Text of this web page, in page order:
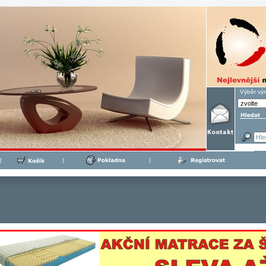
Výběr
| | |